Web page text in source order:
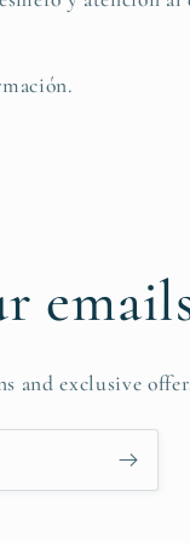
and exclusive